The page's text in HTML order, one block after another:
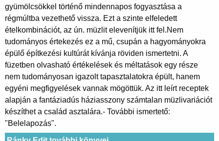
gyümölcsökkel történő mindennapos fogyasztása a
régmúltba vezethető vissza. Ezt a szinte elfeledett
ételkombinációt, az ún. müzlit elevenítjük itt fel.Nem
tudományos értekezés ez a mű, csupán a hagyományokra
épülő építkezési kultúrát kívánja röviden ismertetni. A
füzetben olvasható értékelések és méltatások egy része
nem tudományosan igazolt tapasztalatokra épült, hanem
egyéni megfigyelések vannak mögöttük. Az itt leírt receptek
alapján a fantáziadús háziasszony számtalan müzlivariációt
készíthet a család asztalára.- További ismertető:
"Belelapozás".